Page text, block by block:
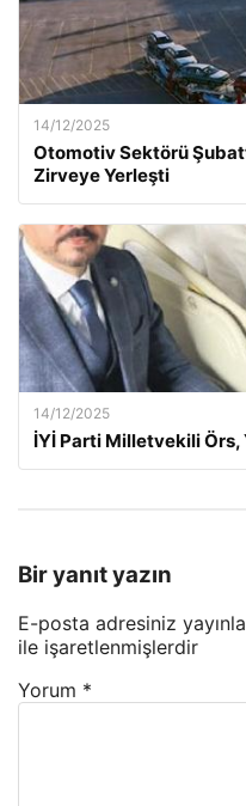
14/12/2025
Otomotiv Sektörü
Zirveye Yerleşti
14/12/2025
İYİ Parti Milletvekili Örs,
Bir yanıt yazın
E-posta adresiniz
ile işaretlenmişlerdir
Yorum *